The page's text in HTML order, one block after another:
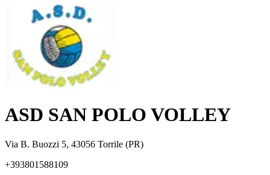
ASD SAN POLO VOLLEY
Via B. Buozzi 5, 43056 Torrile (PR)
+393801588109